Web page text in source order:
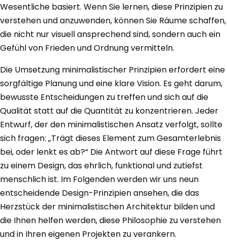
Wesentliche basiert. Wenn Sie lernen, diese Prinzipien zu
verstehen und anzuwenden, können Sie Räume schaffen,
die nicht nur visuell ansprechend sind, sondern auch ein
Gefühl von Frieden und Ordnung vermitteln.
Die Umsetzung minimalistischer Prinzipien erfordert eine
sorgfältige Planung und eine klare Vision. Es geht darum,
bewusste Entscheidungen zu treffen und sich auf die
Qualität statt auf die Quantität zu konzentrieren. Jeder
Entwurf, der den minimalistischen Ansatz verfolgt, sollte
sich fragen: „Trägt dieses Element zum Gesamterlebnis
bei, oder lenkt es ab?“ Die Antwort auf diese Frage führt
zu einem Design, das ehrlich, funktional und zutiefst
menschlich ist. Im Folgenden werden wir uns neun
entscheidende Design-Prinzipien ansehen, die das
Herzstück der minimalistischen Architektur bilden und
die Ihnen helfen werden, diese Philosophie zu verstehen
und in Ihren eigenen Projekten zu verankern.